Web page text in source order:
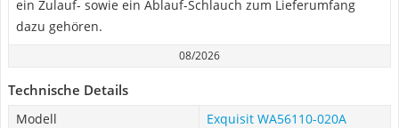
ein Zulauf- sowie ein Ablauf-Schlauch zum Lieferumfang
dazu gehören.
08/2026
Technische Details
Modell
Exquisit WA56110-020A